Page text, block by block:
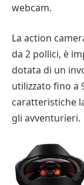
webcam.
La action
da 2 pollici, è
dotata di un
utilizzato fino a
caratteristiche
gli avventurieri.